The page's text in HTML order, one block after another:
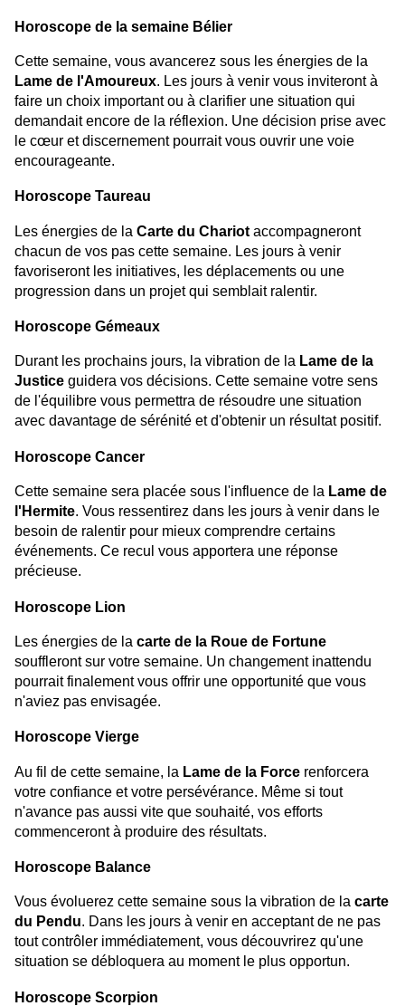
Horoscope de la semaine Bélier
Cette semaine, vous avancerez sous les énergies de la
Lame de l'Amoureux. Les jours à venir vous inviteront à
faire un choix important ou à clarifier une situation qui
demandait encore de la réflexion. Une décision prise avec
le cœur et discernement pourrait vous ouvrir une voie
encourageante.
Horoscope Taureau
Les énergies de la Carte du Chariot accompagneront
chacun de vos pas cette semaine. Les jours à venir
favoriseront les initiatives, les déplacements ou une
progression dans un projet qui semblait ralentir.
Horoscope Gémeaux
Durant les prochains jours, la vibration de la Lame de la
Justice guidera vos décisions. Cette semaine votre sens
de l'équilibre vous permettra de résoudre une situation
avec davantage de sérénité et d'obtenir un résultat positif.
Horoscope Cancer
Cette semaine sera placée sous l'influence de la Lame de
l'Hermite. Vous ressentirez dans les jours à venir dans le
besoin de ralentir pour mieux comprendre certains
événements. Ce recul vous apportera une réponse
précieuse.
Horoscope Lion
Les énergies de la carte de la Roue de Fortune
souffleront sur votre semaine. Un changement inattendu
pourrait finalement vous offrir une opportunité que vous
n'aviez pas envisagée.
Horoscope Vierge
Au fil de cette semaine, la Lame de la Force renforcera
votre confiance et votre persévérance. Même si tout
n'avance pas aussi vite que souhaité, vos efforts
commenceront à produire des résultats.
Horoscope Balance
Vous évoluerez cette semaine sous la vibration de la carte
du Pendu. Dans les jours à venir en acceptant de ne pas
tout contrôler immédiatement, vous découvrirez qu'une
situation se débloquera au moment le plus opportun.
Horoscope Scorpion